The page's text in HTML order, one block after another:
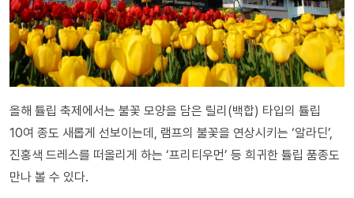
올해 튤립 축제에서는 불꽃 모양을 담은 릴리(백합) 타입의 튤립
10여 종도 새롭게 선보이는데, 램프의 불꽃을 연상시키는 ‘알라딘’,
진홍색 드레스를 떠올리게 하는 ‘프리티우먼’ 등 희귀한 튤립 품종도
만나 볼 수 있다.